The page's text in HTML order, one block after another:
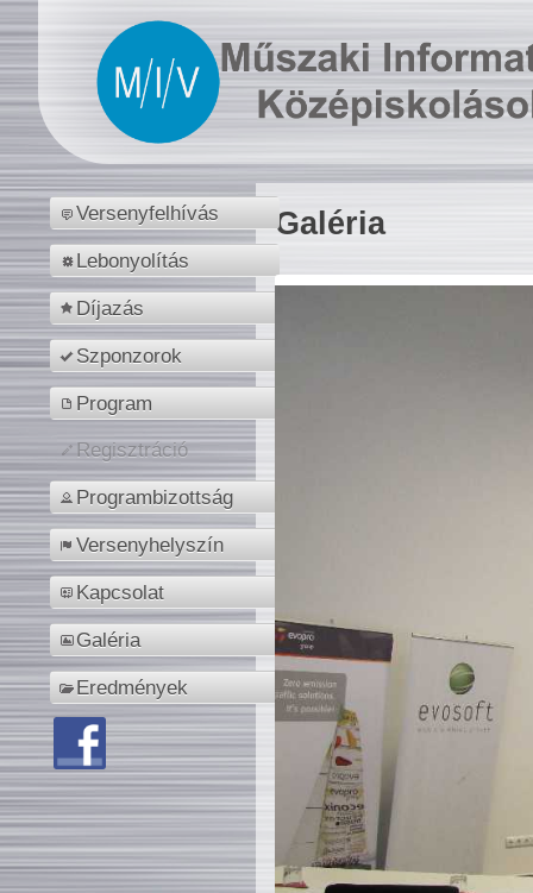
Versenyfelhívás
Lebonyolítás
Díjazás
Szponzorok
Program
Regisztráció
Programbizottság
Versenyhelyszín
Kapcsolat
Galéria
Eredmények
Galéria